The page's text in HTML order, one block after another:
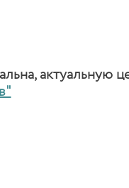
актуальную